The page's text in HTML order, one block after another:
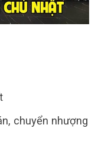
chuyển nhượng